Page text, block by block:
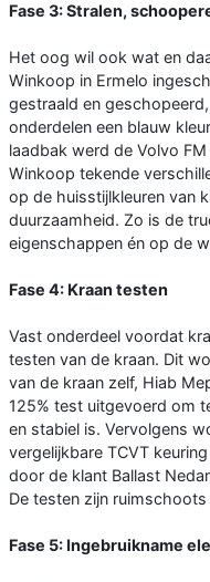
Fase 3: Stralen,
Het oog wil ook wat en
Winkoop in Ermelo
gestraald en
onderdelen een blauw
laadbak werd de Volvo
Winkoop tekende
op de huisstijlkleuren van
duurzaamheid. Zo is de
eigenschappen én op de
Fase 4: Kraan testen
Vast onderdeel voordat
testen van de kraan. Dit
van de kraan zelf, Hiab
125% test uitgevoerd om
en stabiel is. Vervolgens
vergelijkbare TCVT
door de klant Ballast
De testen zijn ruimschoots
Fase 5: Ingebruikname